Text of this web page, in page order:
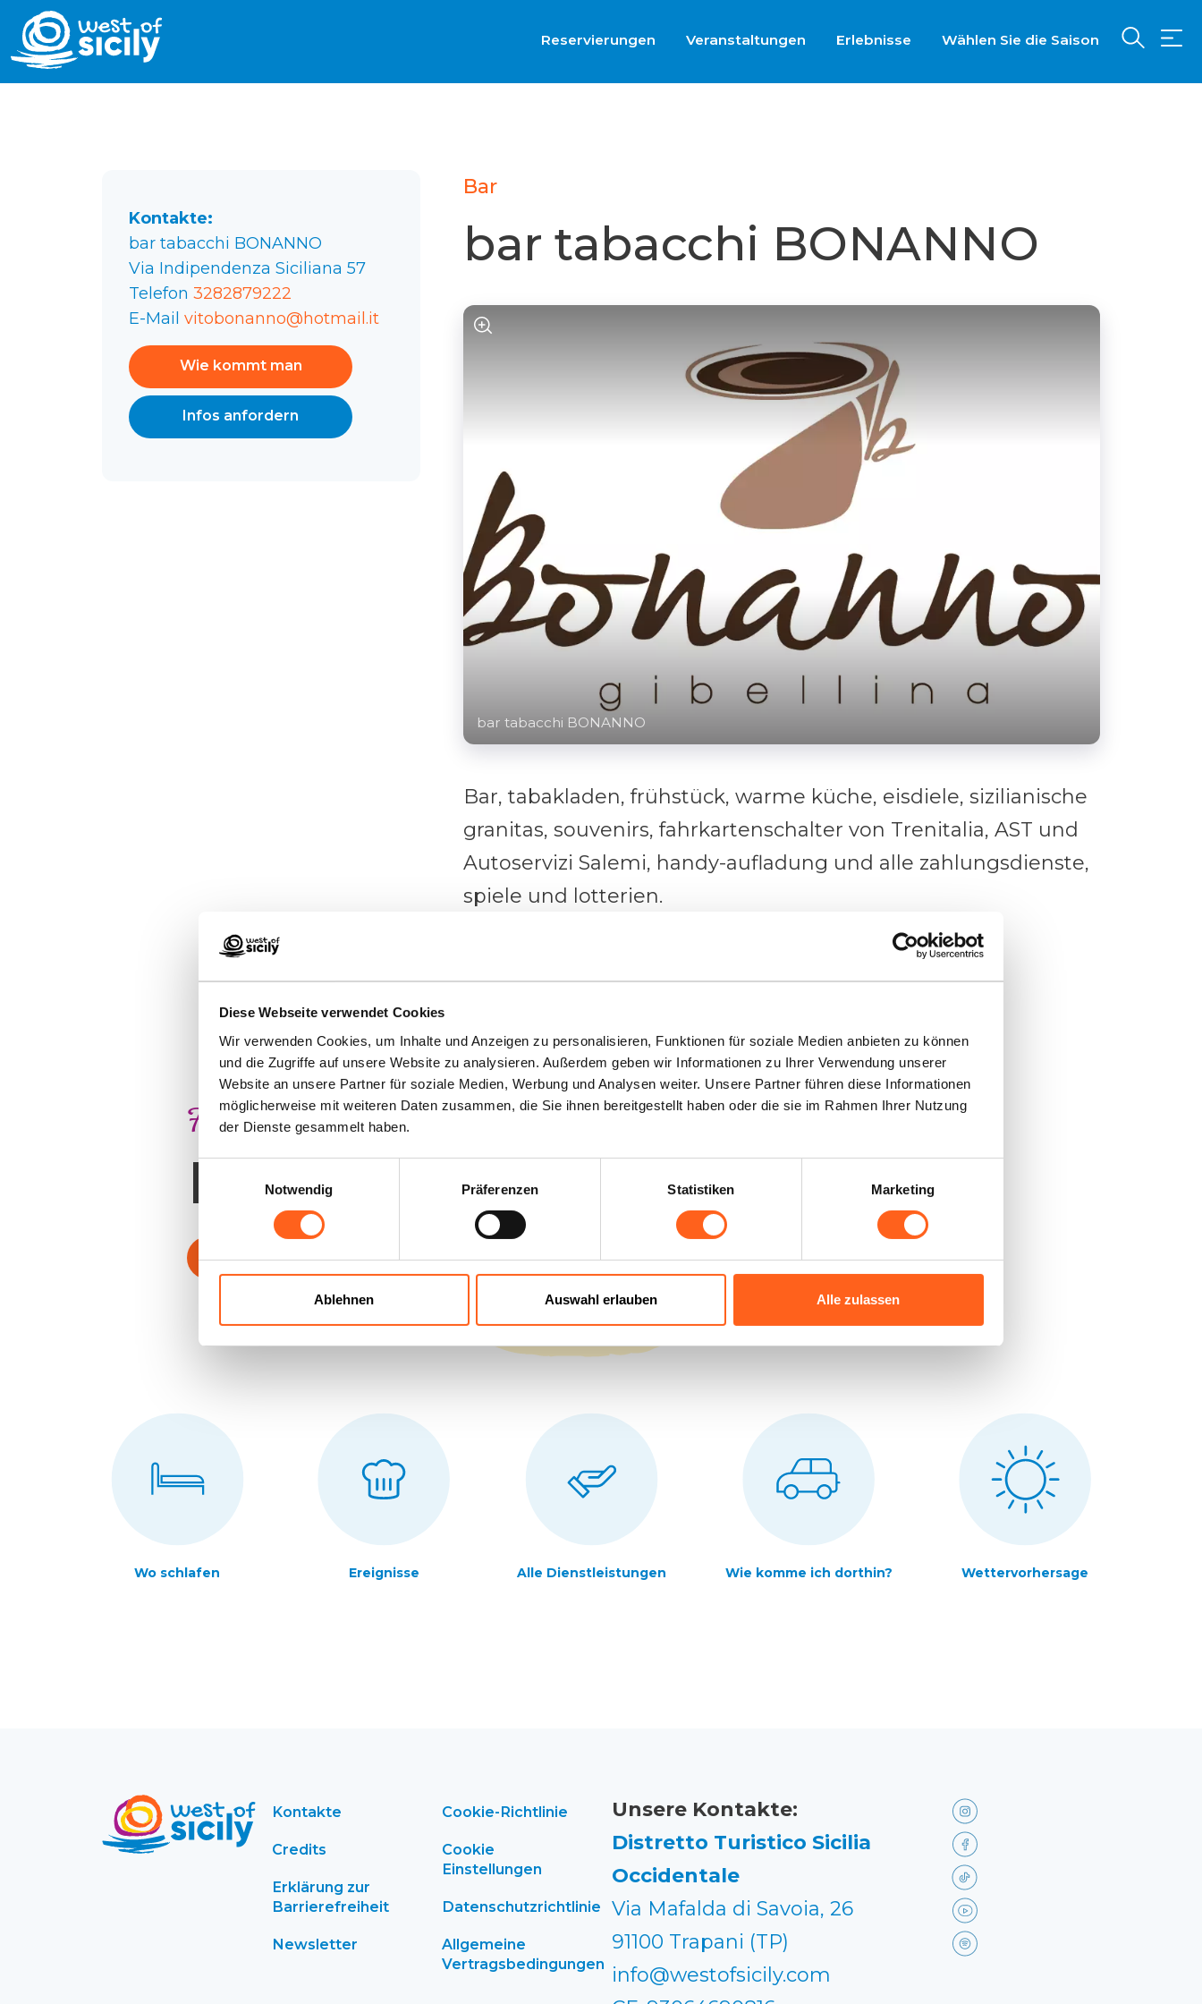
Diese Webseite verwendet Cookies
Wir verwenden Cookies, um Inhalte und Anzeigen zu personalisieren, Funktionen für soziale Medien anbieten zu können
und die Zugriffe auf unsere Website zu analysieren. Außerdem geben wir Informationen zu Ihrer Verwendung unserer
Website an unsere Partner für soziale Medien, Werbung und Analysen weiter. Unsere Partner führen diese Informationen
möglicherweise mit weiteren Daten zusammen, die Sie ihnen bereitgestellt haben oder die sie im Rahmen Ihrer Nutzung
der Dienste gesammelt haben.
Notwendig
Präferenzen Statistiken Marketing
Ablehnen Auswahl erlauben Alle zulassen
Reservierungen Veranstaltungen Erlebnisse Wählen Sie die Saison
Kontakte:
bar tabacchi BONANNO
Via Indipendenza Siciliana 57
Telefon 3282879222
E-Mail vitobonanno@hotmail.it
Wie kommt man
Infos anfordern
Bar
bar tabacchi BONANNO
bar tabacchi BONANNO
Bar, tabakladen, frühstück, warme küche, eisdiele, sizilianische
granitas, souvenirs, fahrkartenschalter von Trenitalia, AST und
Autoservizi Salemi, handy-aufladung und alle zahlungsdienste,
spiele und lotterien.
Fragen? Antworten!
Planen Sie Ihren Urlaub
Kontaktieren Sie uns
falls Sie Fragen haben.
Wo schlafen Ereignisse Alle Dienstleistungen Wie komme ich dorthin? Wettervorhersage
Kontakte
Credits
Erklärung zur
Barrierefreiheit
Newsletter
Cookie-Richtlinie
Cookie
Einstellungen
Datenschutzrichtlinie
Allgemeine
Vertragsbedingungen
Unsere Kontakte:
Distretto Turistico Sicilia
Occidentale
Via Mafalda di Savoia, 26
91100 Trapani (TP)
info@westofsicily.com